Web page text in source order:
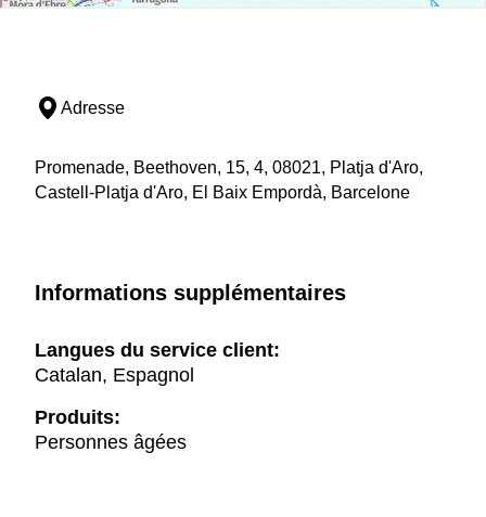
Adresse
Promenade, Beethoven, 15, 4, 08021, Platja d'Aro,
Castell-Platja d'Aro, El Baix Empordà, Barcelone
Informations supplémentaires
Langues du service client:
Catalan, Espagnol
Produits:
Personnes âgées